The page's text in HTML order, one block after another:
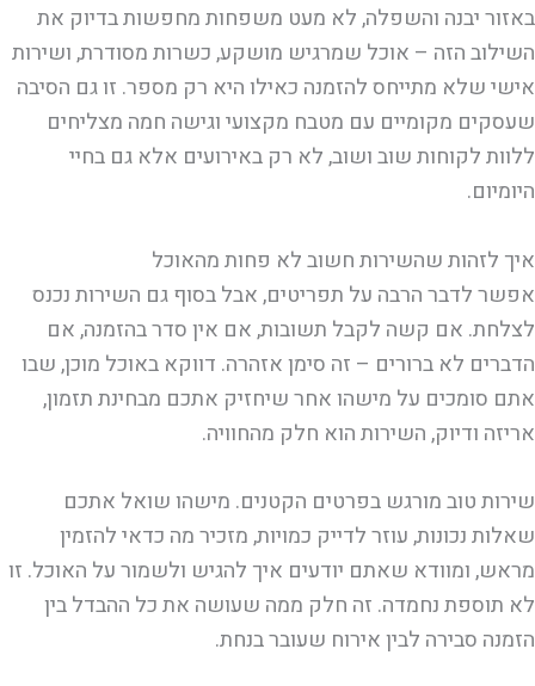
באזור יבנה והשפלה, לא מעט משפחות מחפשות בדיוק את
השילוב הזה – אוכל שמרגיש מושקע, כשרות מסודרת, ושירות
אישי שלא מתייחס להזמנה כאילו היא רק מספר. זו גם הסיבה
שעסקים מקומיים עם מטבח מקצועי וגישה חמה מצליחים
ללוות לקוחות שוב ושוב, לא רק באירועים אלא גם בחיי
היומיום.
איך לזהות שהשירות חשוב לא פחות מהאוכל
אפשר לדבר הרבה על תפריטים, אבל בסוף גם השירות נכנס
לצלחת. אם קשה לקבל תשובות, אם אין סדר בהזמנה, אם
הדברים לא ברורים – זה סימן אזהרה. דווקא באוכל מוכן, שבו
אתם סומכים על מישהו אחר שיחזיק אתכם מבחינת תזמון,
אריזה ודיוק, השירות הוא חלק מהחוויה.
שירות טוב מורגש בפרטים הקטנים. מישהו שואל אתכם
שאלות נכונות, עוזר לדייק כמויות, מזכיר מה כדאי להזמין
מראש, ומוודא שאתם יודעים איך להגיש ולשמור על האוכל. זו
לא תוספת נחמדה. זה חלק ממה שעושה את כל ההבדל בין
הזמנה סבירה לבין אירוח שעובר בנחת.